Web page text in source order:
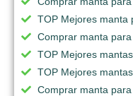
TOP Mejores manta
Comprar manta
TOP Mejores
TOP Mejores
Comprar manta